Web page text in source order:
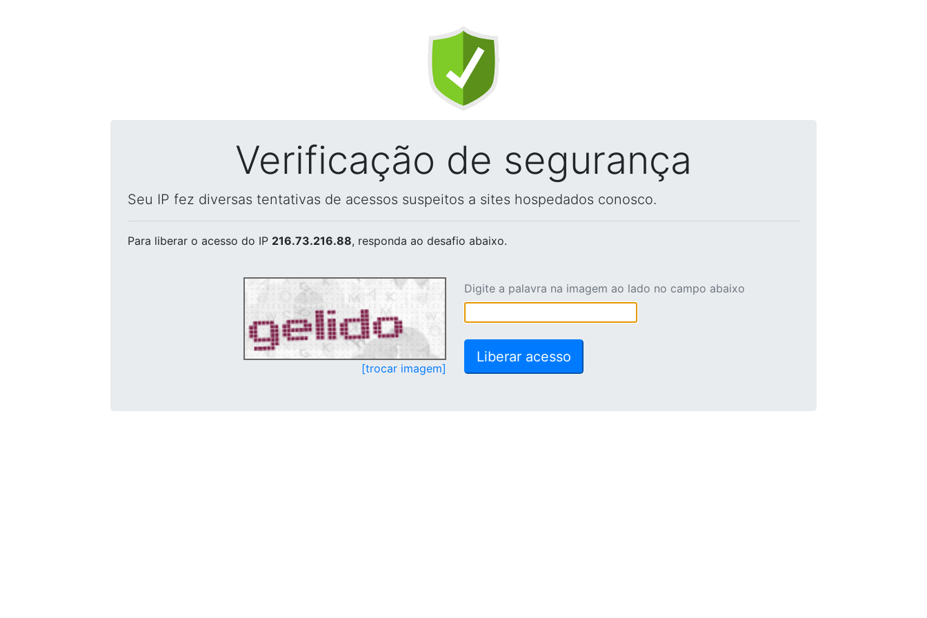
Verificação de segurança
Seu IP fez diversas tentativas de acessos suspeitos a sites hospedados conosco.
Para liberar o acesso do IP 216.73.216.88, responda ao desafio abaixo.
[trocar imagem]
Digite a palavra na imagem ao lado no campo abaixo